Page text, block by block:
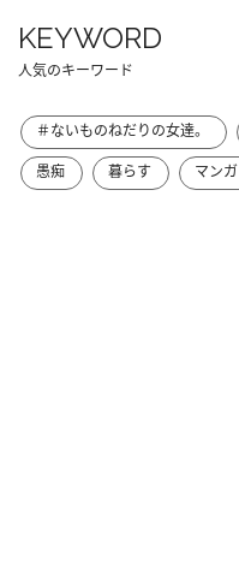
KEYWORD
人気のキーワード
＃ないものねだりの女達。
愚痴
暮らす マンガ